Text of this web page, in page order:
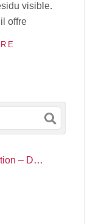
visible.
offre
– D…